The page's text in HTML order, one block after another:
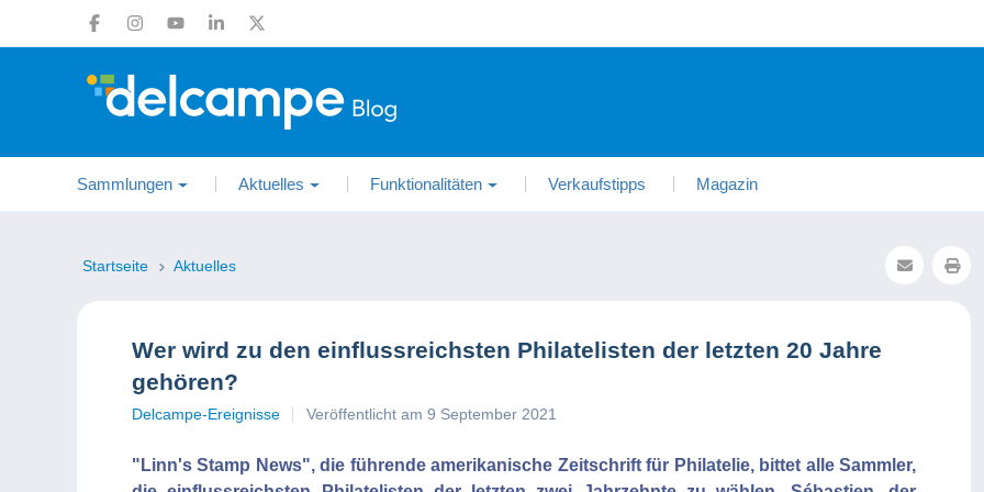
Sammlungen Aktuelles Funktionalitäten Verkaufstipps Magazin
Startseite Aktuelles
Wer wird zu den einflussreichsten Philatelisten der letzten 20 Jahre
gehören?
Delcampe-Ereignisse Veröffentlicht am 9 September 2021
"Linn's Stamp News", die führende amerikanische Zeitschrift für Philatelie, bittet alle Sammler,